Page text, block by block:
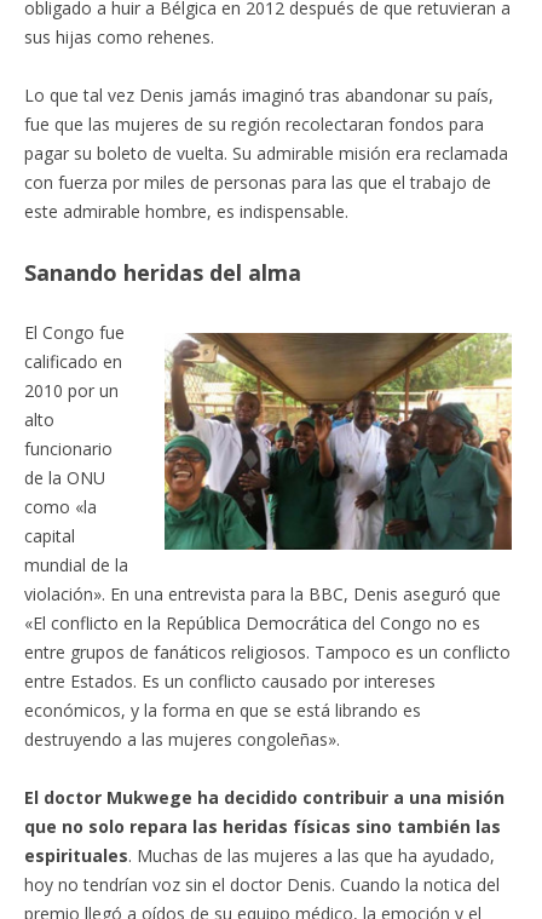
obligado a huir a Bélgica en 2012 después de que retuvieran a
sus hijas como rehenes.
Lo que tal vez Denis jamás imaginó tras abandonar su país,
fue que las mujeres de su región recolectaran fondos para
pagar su boleto de vuelta. Su admirable misión era reclamada
con fuerza por miles de personas para las que el trabajo de
este admirable hombre, es indispensable.
Sanando heridas del alma
El Congo fue
calificado en
2010 por un
alto
funcionario
de la ONU
como «la
capital
mundial de la
violación». En una entrevista para la BBC, Denis aseguró que
«El conflicto en la República Democrática del Congo no es
entre grupos de fanáticos religiosos. Tampoco es un conflicto
entre Estados. Es un conflicto causado por intereses
económicos, y la forma en que se está librando es
destruyendo a las mujeres congoleñas».
El doctor Mukwege ha decidido contribuir a una misión
que no solo repara las heridas físicas sino también las
espirituales. Muchas de las mujeres a las que ha ayudado,
hoy no tendrían voz sin el doctor Denis. Cuando la notica del
premio llegó a oídos de su equipo médico, la emoción y el